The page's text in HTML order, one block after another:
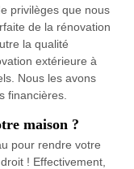
privilèges que nous
de la rénovation
la qualité
extérieure à
Nous les avons
financières.
maison ?
pour rendre votre
! Effectivement,